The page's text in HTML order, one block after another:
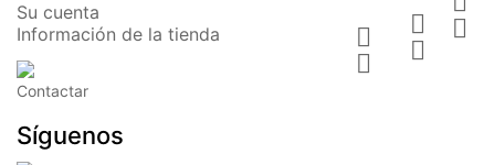




PUTO
CALOR




Su cuenta


Información de la tienda


Contactar
Síguenos